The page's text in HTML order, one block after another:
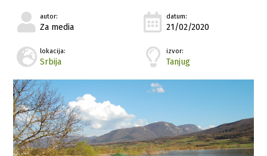
autor:
Za media
datum:
21/02/2020
lokacija:
Srbija
izvor:
Tanjug